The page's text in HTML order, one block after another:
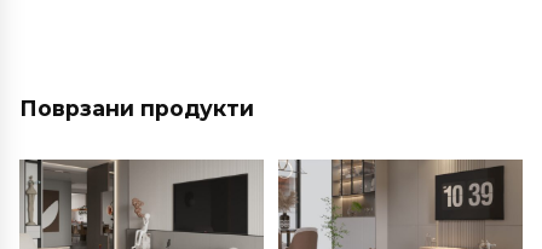
Поврзани продукти